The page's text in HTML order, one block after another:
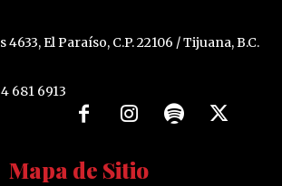
4633, El Paraíso, C.P. 22106 / Tijuana, B.C.
681 6913
Mapa de Sitio